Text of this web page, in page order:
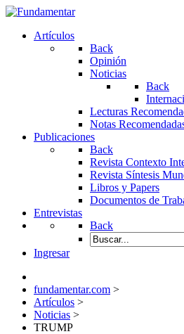
Artículos
Back
Opinión
Noticias
Back
Lecturas
Notas
Publicaciones
Back
Revista Contexto
Revista Síntesis
Libros y Papers
Documentos de
Entrevistas
Back
Ingresar
fundamentar.com >
Artículos >
Noticias >
TRUMP